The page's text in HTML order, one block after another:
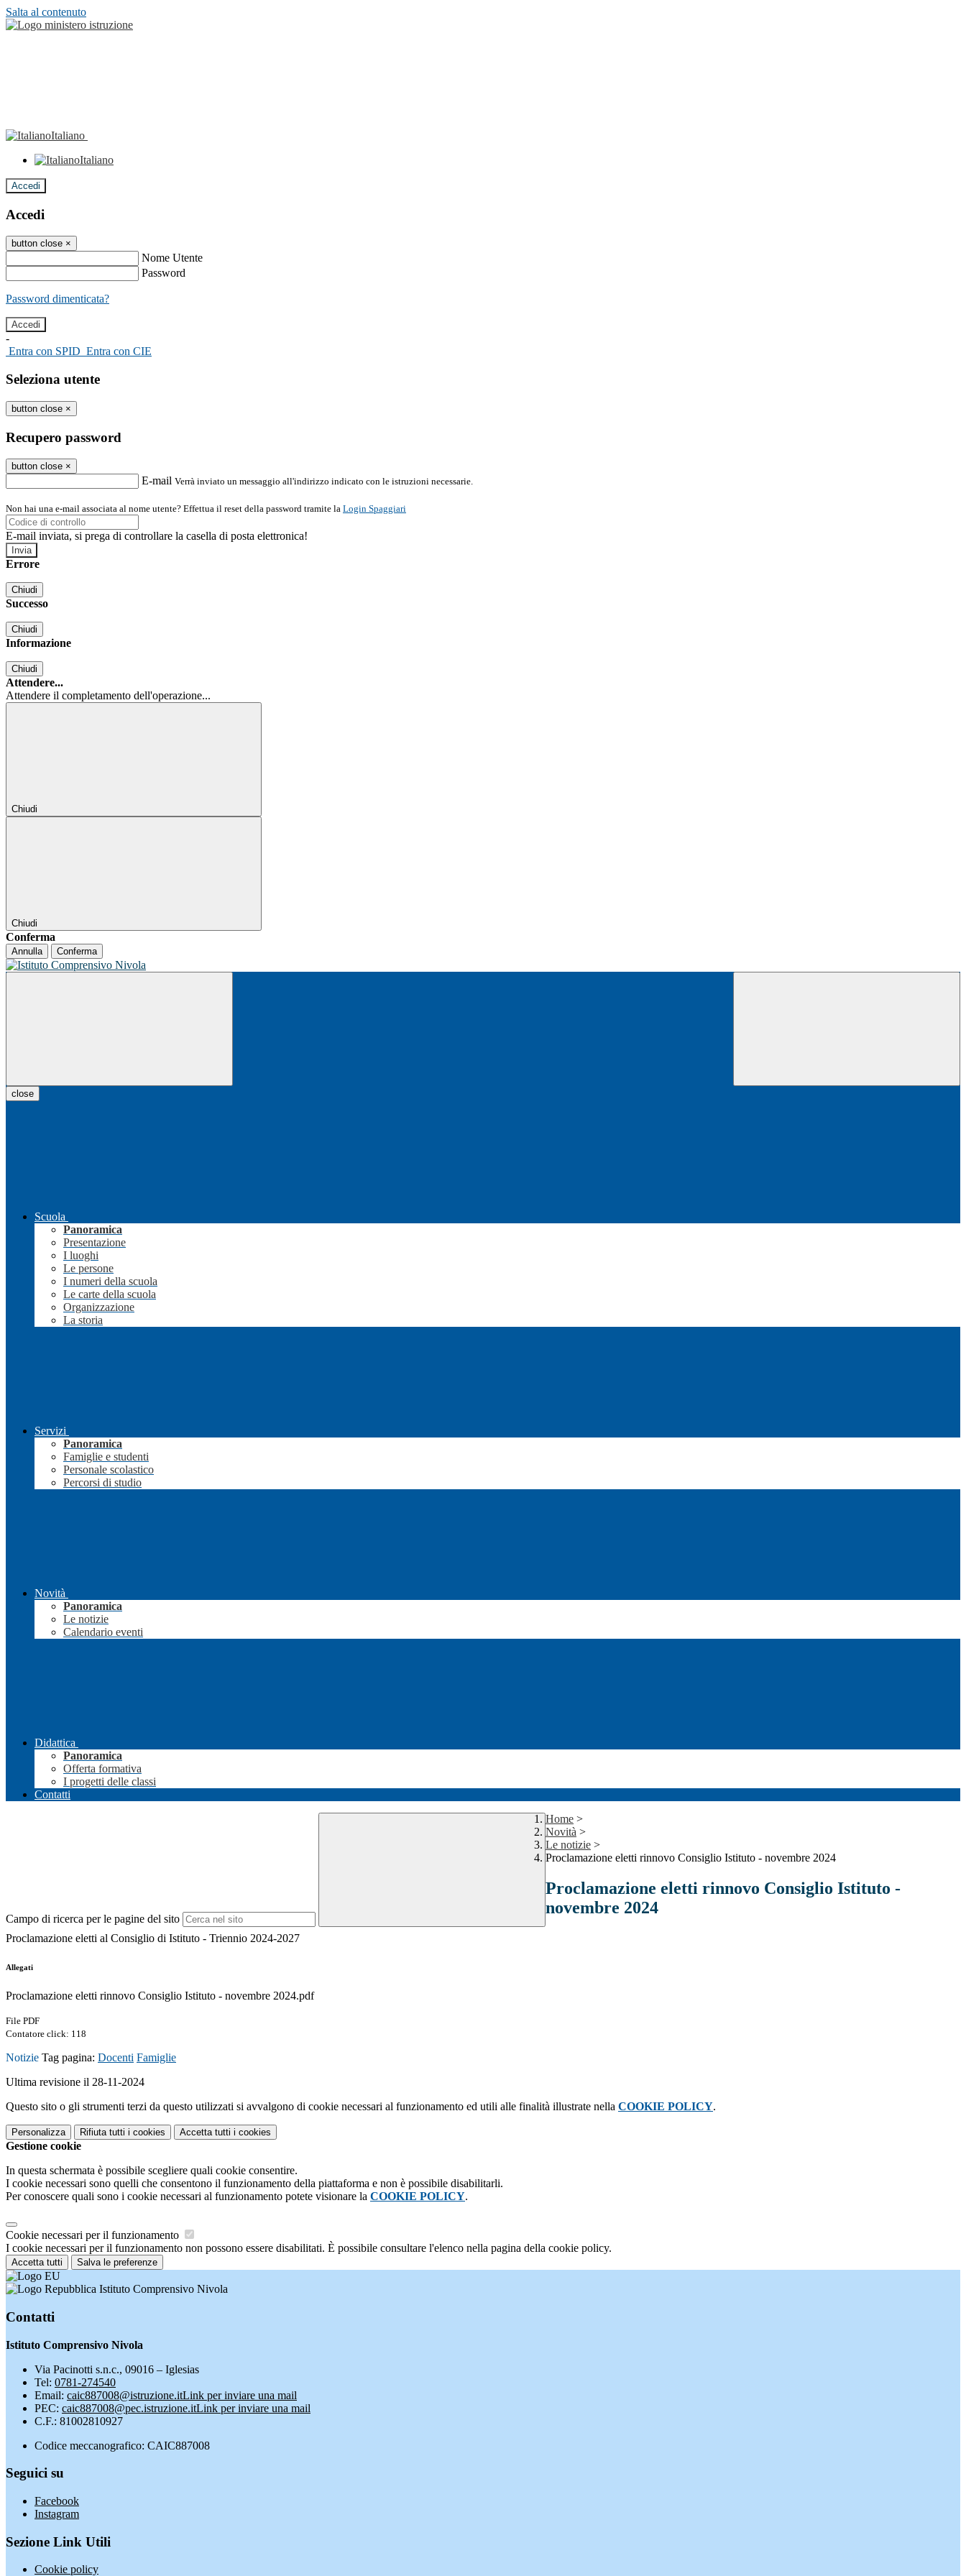
Salta al contenuto
Italiano
Italiano
Accedi
Accedi
button close ×
Nome Utente
Password
Password dimenticata?
-
Entra con SPID Entra con CIE
Seleziona utente
button close ×
Recupero password
button close ×
E-mail Verrà inviato un messaggio all'indirizzo indicato con le istruzioni necessarie.
Non hai una e-mail associata al nome utente? Effettua il reset della password tramite la Login Spaggiari
E-mail inviata, si prega di controllare la casella di posta elettronica!
Errore
Chiudi
Successo
Chiudi
Informazione
Chiudi
Attendere...
Attendere il completamento dell'operazione...
Chiudi
Chiudi
Conferma
Annulla Conferma
close
Scuola
Panoramica
Presentazione
I luoghi
Le persone
I numeri della scuola
Le carte della scuola
Organizzazione
La storia
Servizi
Panoramica
Famiglie e studenti
Personale scolastico
Percorsi di studio
Novità
Panoramica
Le notizie
Calendario eventi
Didattica
Panoramica
Offerta formativa
I progetti delle classi
Contatti
Campo di ricerca per le pagine del sito
Home >
Novità >
Le notizie >
Proclamazione eletti rinnovo Consiglio Istituto - novembre 2024
Proclamazione eletti rinnovo Consiglio Istituto -
novembre 2024
Proclamazione eletti al Consiglio di Istituto - Triennio 2024-2027
Allegati
Proclamazione eletti rinnovo Consiglio Istituto - novembre 2024.pdf
File PDF
Contatore click: 118
Notizie Tag pagina: Docenti Famiglie
Ultima revisione il 28-11-2024
Questo sito o gli strumenti terzi da questo utilizzati si avvalgono di cookie necessari al funzionamento ed utili alle finalità illustrate nella COOKIE POLICY.
Personalizza Rifiuta tutti i cookies Accetta tutti i cookies
Gestione cookie
In questa schermata è possibile scegliere quali cookie consentire.
I cookie necessari sono quelli che consentono il funzionamento della piattaforma e non è possibile disabilitarli.
Per conoscere quali sono i cookie necessari al funzionamento potete visionare la COOKIE POLICY.
Cookie necessari per il funzionamento
I cookie necessari per il funzionamento non possono essere disabilitati. È possibile consultare l'elenco nella pagina della cookie policy.
Accetta tutti Salva le preferenze
Istituto Comprensivo Nivola
Contatti
Istituto Comprensivo Nivola
Via Pacinotti s.n.c., 09016 – Iglesias
Tel: 0781-274540
Email: caic887008@istruzione.itLink per inviare una mail
PEC: caic887008@pec.istruzione.itLink per inviare una mail
C.F.: 81002810927
Codice meccanografico: CAIC887008
Seguici su
Facebook
Instagram
Sezione Link Utili
Cookie policy